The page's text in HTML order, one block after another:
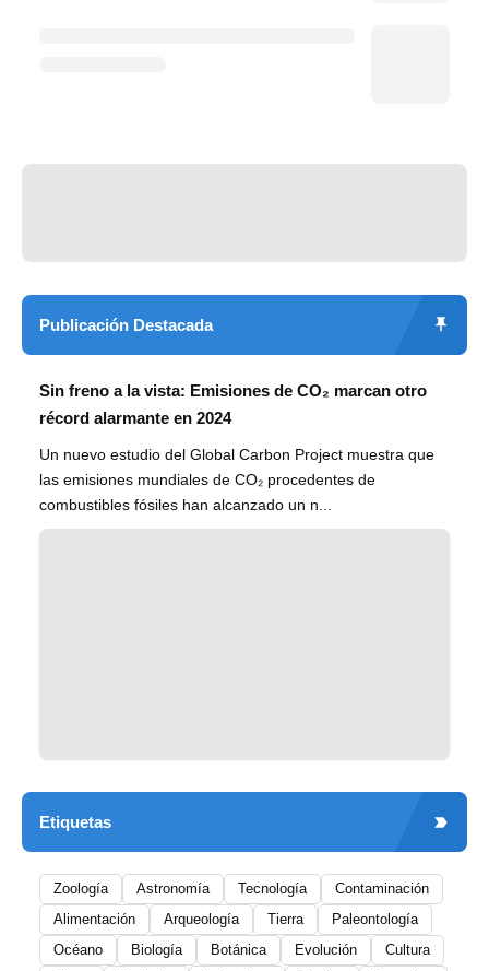
Publicación Destacada
Sin freno a la vista: Emisiones de CO₂ marcan otro
récord alarmante en 2024
Un nuevo estudio del Global Carbon Project muestra que
las emisiones mundiales de CO₂ procedentes de
combustibles fósiles han alcanzado un n...
Etiquetas
Zoología Astronomía Tecnología
Contaminación
Alimentación
Arqueología Tierra
Paleontología
Océano
Biología Botánica Evolución
Cultura